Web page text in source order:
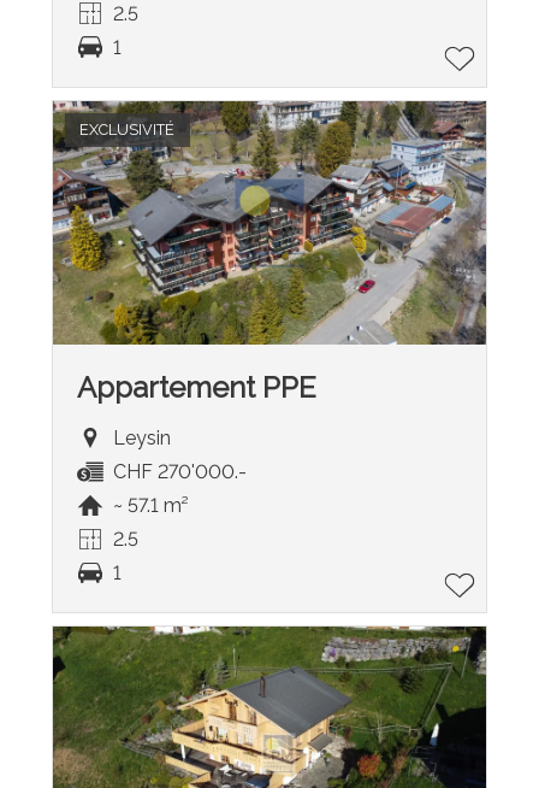
2.5
1
EXCLUSIVITÉ
Appartement PPE
Leysin
CHF 270'000.-
~ 57.1 m²
2.5
1